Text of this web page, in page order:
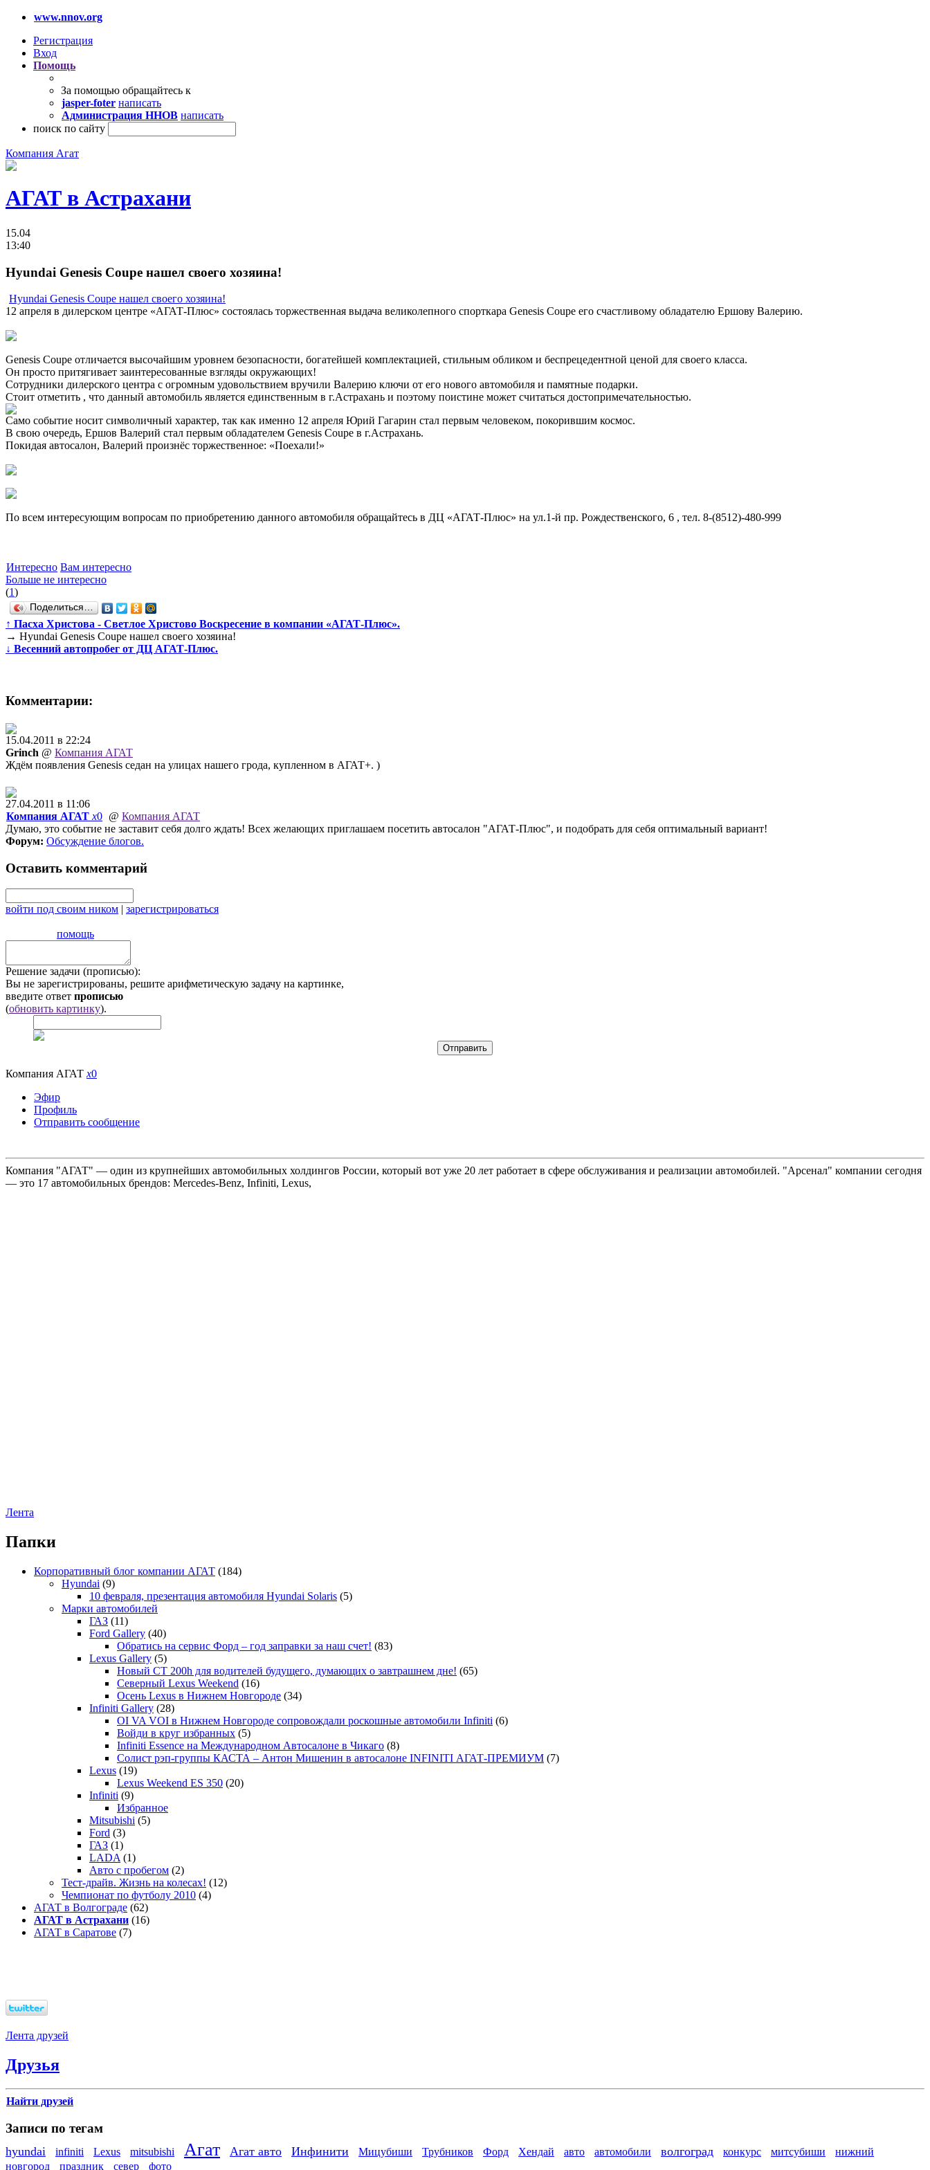
www.nnov.org
Регистрация
Вход
Помощь
За помощью обращайтесь к
jasper-foter написать
Администрация ННОВ написать
поиск по сайту
Компания Агат
АГАТ в Астрахани
15.04
13:40
Hyundai Genesis Coupe нашел своего хозяина!
Hyundai Genesis Coupe нашел своего хозяина!
12 апреля в дилерском центре «АГАТ-Плюс» состоялась торжественная выдача великолепного спорткара Genesis Coupe его счастливому обладателю Ершову Валерию.
Genesis Coupe отличается высочайшим уровнем безопасности, богатейшей комплектацией, стильным обликом и беспрецедентной ценой для своего класса.
Он просто притягивает заинтересованные взгляды окружающих!
Сотрудники дилерского центра с огромным удовольствием вручили Валерию ключи от его нового автомобиля и памятные подарки.
Стоит отметить , что данный автомобиль является единственным в г.Астрахань и поэтому поистине может считаться достопримечательностью.
Само событие носит символичный характер, так как именно 12 апреля Юрий Гагарин стал первым человеком, покорившим космос.
В свою очередь, Ершов Валерий стал первым обладателем Genesis Coupe в г.Астрахань.
Покидая автосалон, Валерий произнёс торжественное: «Поехали!»
По всем интересующим вопросам по приобретению данного автомобиля обращайтесь в ДЦ «АГАТ-Плюс» на ул.1-й пр. Рождественского, 6 , тел. 8-(8512)-480-999
Интересно Вам интересно
Больше не интересно
(1)
Поделиться…
↑ Пасха Христова - Светлое Христово Воскресение в компании «АГАТ-Плюс».
→ Hyundai Genesis Coupe нашел своего хозяина!
↓ Весенний автопробег от ДЦ АГАТ-Плюс.
Комментарии:
15.04.2011 в 22:24
Grinch @ Компания АГАТ
Ждём появления Genesis седан на улицах нашего грода, купленном в АГАТ+. )
27.04.2011 в 11:06
Компания АГАТ x0 @ Компания АГАТ
Думаю, это событие не заставит себя долго ждать! Всех желающих приглашаем посетить автосалон "АГАТ-Плюс", и подобрать для себя оптимальный вариант!
Форум: Обсуждение блогов.
Оставить комментарий
войти под своим ником | зарегистрироваться
помощь
Решение задачи (прописью):
Вы не зарегистрированы, решите арифметическую задачу на картинке,
введите ответ прописью
(обновить картинку).
Компания АГАТ x0
Эфир
Профиль
Отправить сообщение
Компания "АГАТ" — один из крупнейших автомобильных холдингов России, который вот уже 20 лет работает в сфере обслуживания и реализации автомобилей. "Арсенал" компании сегодня
— это 17 автомобильных брендов: Mercedes-Benz, Infiniti, Lexus,
Лента
Папки
Корпоративный блог компании АГАТ (184)
Hyundai (9)
10 февраля, презентация автомобиля Hyundai Solaris (5)
Марки автомобилей
ГАЗ (11)
Ford Gallery (40)
Обратись на сервис Форд – год заправки за наш счет! (83)
Lexus Gallery (5)
Новый CT 200h для водителей будущего, думающих о завтрашнем дне! (65)
Северный Lexus Weekend (16)
Осень Lexus в Нижнем Новгороде (34)
Infiniti Gallery (28)
OI VA VOI в Нижнем Новгороде сопровождали роскошные автомобили Infiniti (6)
Войди в круг избранных (5)
Infiniti Essence на Международном Автосалоне в Чикаго (8)
Солист рэп-группы КАСТА – Антон Мишенин в автосалоне INFINITI АГАТ-ПРЕМИУМ (7)
Lexus (19)
Lexus Weekend ES 350 (20)
Infiniti (9)
Избранное
Mitsubishi (5)
Ford (3)
ГАЗ (1)
LADA (1)
Авто с пробегом (2)
Тест-драйв. Жизнь на колесах! (12)
Чемпионат по футболу 2010 (4)
АГАТ в Волгограде (62)
АГАТ в Астрахани (16)
АГАТ в Саратове (7)
Лента друзей
Друзья
Найти друзей
Записи по тегам
hyundai infiniti Lexus mitsubishi Агат Агат авто Инфинити Мицубиши Трубников Форд Хендай авто автомобили волгоград конкурс митсубиши
нижний
новгород
праздник север фото